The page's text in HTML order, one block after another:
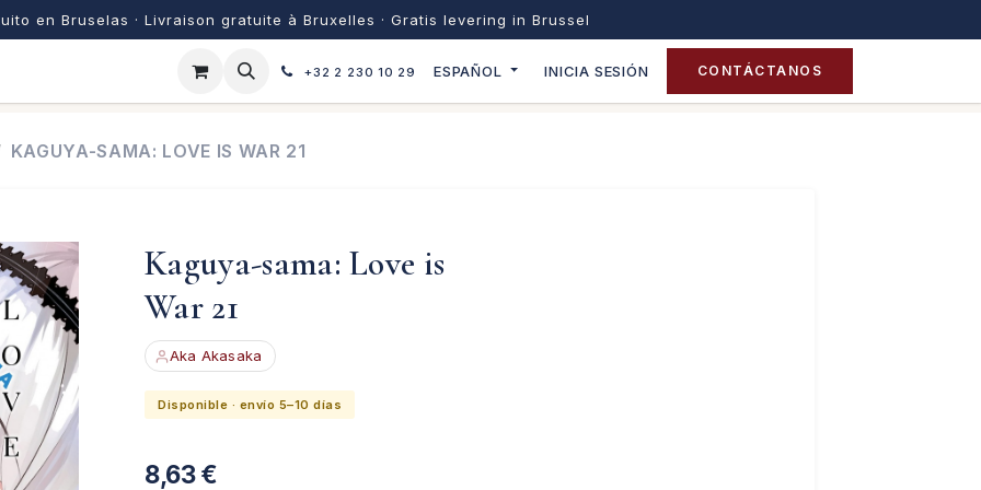
en Bruselas · Livraison gratuite à Bruxelles · Gratis levering in Brussel
+32 2 230 10 29 ESPAÑOL INICIA SESIÓN CONTÁCTANOS
KAGUYA-SAMA: LOVE IS WAR 21
Kaguya-sama: Love is
War 21
Aka Akasaka
Disponible · envío 5–10 días
8,63€